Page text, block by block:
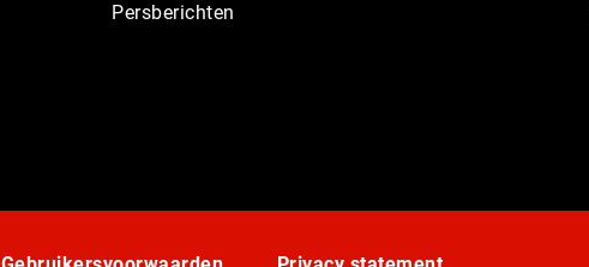
Persberichten